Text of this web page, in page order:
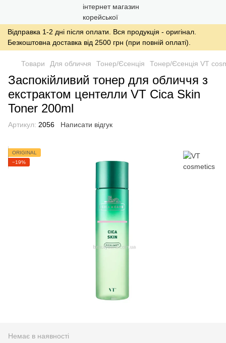
Відправка 1-2 дні після оплати. Вся продукція - оригінал.
Безкоштовна доставка від 2500 грн (при повній оплаті).
Товари Для обличчя Тонер/Єсенція Тонер/Єсенція VT
Заспокійливий тонер для обличчя з
екстрактом центелли VT Cica Skin
Toner 200ml
Артикул: 2056 Написати відгук
ORIGINAL
−19%
Немає в наявності